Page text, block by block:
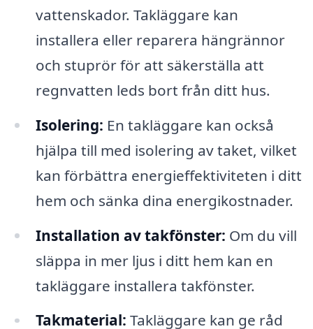
vattenskador. Takläggare kan
installera eller reparera hängrännor
och stuprör för att säkerställa att
regnvatten leds bort från ditt hus.
Isolering: En takläggare kan också
hjälpa till med isolering av taket, vilket
kan förbättra energieffektiviteten i ditt
hem och sänka dina energikostnader.
Installation av takfönster: Om du vill
släppa in mer ljus i ditt hem kan en
takläggare installera takfönster.
Takmaterial: Takläggare kan ge råd